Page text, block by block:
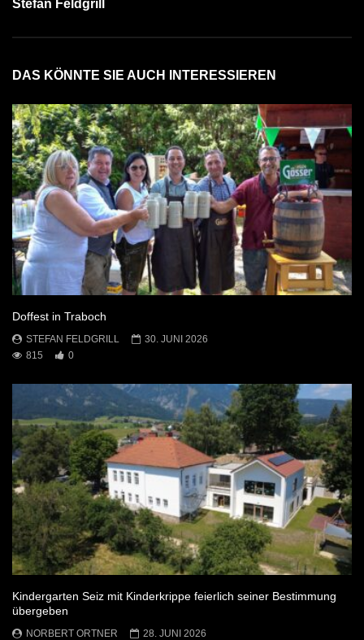
Stefan Feldgrill
DAS KÖNNTE SIE AUCH INTERESSIEREN
Doffest in Traboch
STEFAN FELDGRILL
30. JUNI 2026
815
0
Kindergarten Seiz mit Kinderkrippe feierlich seiner Bestimmung
übergeben
NORBERT ORTNER
28. JUNI 2026